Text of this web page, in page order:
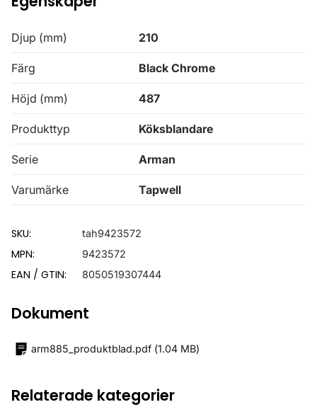
Djup (mm) 210
Färg Black Chrome
Höjd (mm) 487
Produkttyp Köksblandare
Serie Arman
Varumärke Tapwell
SKU: tah9423572
MPN: 9423572
EAN / GTIN: 8050519307444
Dokument
arm885_produktblad.pdf (1.04 MB)
Relaterade kategorier